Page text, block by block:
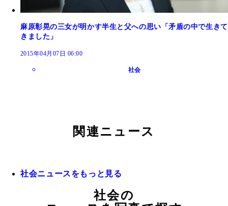
麻原彰晃の三女が明かす半生と父への思い「矛盾の中で生きて
きました」
2015年04月07日 06:00
社会
関連ニュース
社会ニュースをもっと見る
社会の